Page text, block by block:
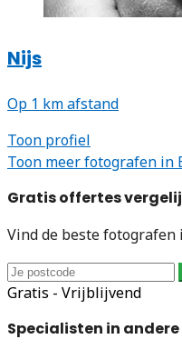
Nijs
Op 1 km afstand
Toon profiel
Toon meer fotografen in
Gratis offertes
Vind de beste fotografen
Gratis - Vrijblijvend
Specialisten in